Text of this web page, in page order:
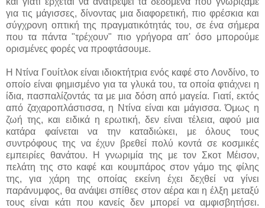
για τις μάγισσες, δίνοντας μια διαφορετική, πιο φρέσκια και
σύγχρονη οπτική της πραγματικότητάς του, σε ένα σήμερα
που τα πάντα "τρέχουν" πιο γρήγορα απ' όσο μπορούμε
ορισμένες φορές να προφτάσουμε.
Η Ντίνα Γουίτλοκ είναι ιδιοκτήτρια ενός καφέ στο Λονδίνο, το
οποίο είναι φημισμένο για τα γλυκά του, τα οποία φτιάχνει η
ίδια, πασπαλίζοντάς τα με μια δόση από μαγεία. Γιατί, εκτός
από ζαχαροπλάστισσα, η Ντίνα είναι και μάγισσα. Όμως η
ζωή της, και ειδικά η ερωτική, δεν είναι τέλεια, αφού μια
κατάρα φαίνεται να την καταδιώκει, με όλους τους
συντρόφους της να έχυν βρεθεί πολύ κοντά σε κοσμικές
εμπειρίες θανάτου. Η γνωριμία της με τον Σκοτ Μέισον,
πελάτη της στο καφέ και κουμπάρος στον γάμο της φίλης
της, για χάρη της οποίας εκείνη έχει δεχθεί να γίνει
παράνυμφος, θα ανάψει σπίθες στον αέρα και η έλξη μεταξύ
τους είναι κάτι που κανείς δεν μπορεί να αμφισβητήσει.